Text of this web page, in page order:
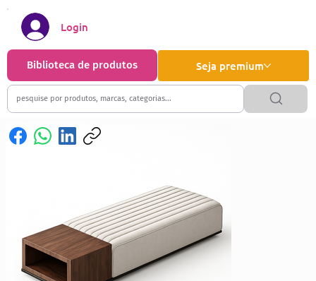
Seja premium
Biblioteca de produtos
Login